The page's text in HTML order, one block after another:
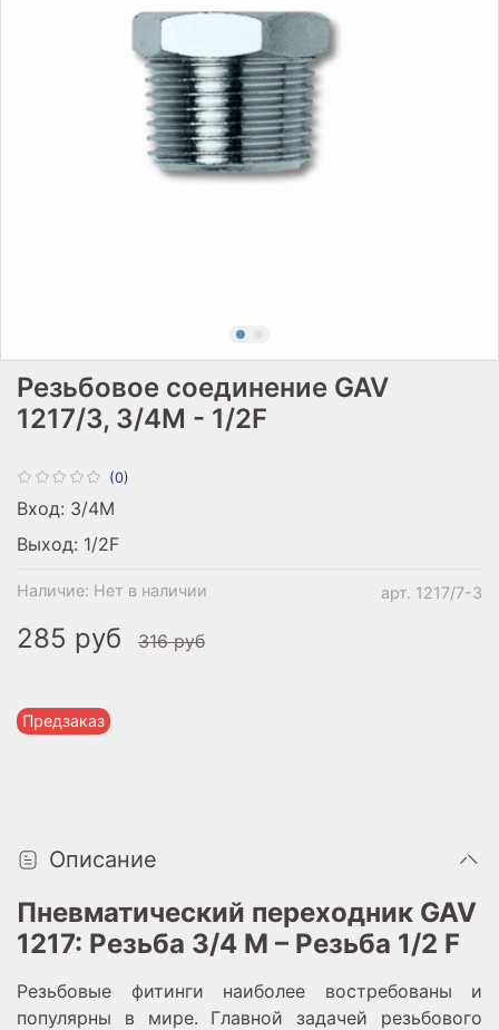
(0)
арт. 1217/7-3
Наличие: Нет в наличии
Предзаказ
Резьбовое соединение GAV
1217/3, 3/4M - 1/2F
285 руб 316 руб
Вход: 3/4M
Выход: 1/2F
Описание
Пневматический переходник GAV
1217: Резьба 3/4 М – Резьба 1/2 F
Резьбовые фитинги наиболее востребованы и
популярны в мире. Главной задачей резьбового